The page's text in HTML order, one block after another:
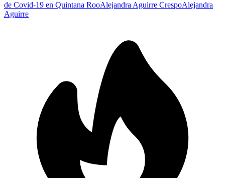
de Covid-19 en Quintana RooAlejandra Aguirre CrespoAlejandra
Aguirre